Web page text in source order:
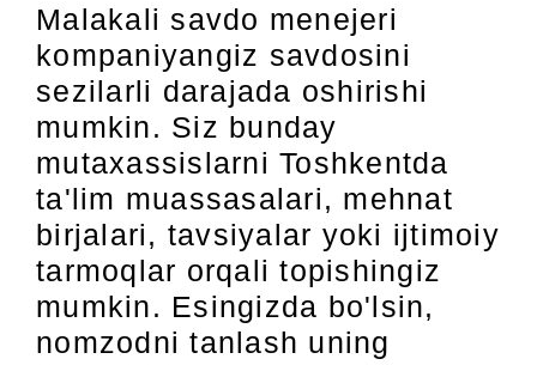
Malakali savdo menejeri
kompaniyangiz savdosini
sezilarli darajada oshirishi
mumkin. Siz bunday
mutaxassislarni Toshkentda
ta'lim muassasalari, mehnat
birjalari, tavsiyalar yoki ijtimoiy
tarmoqlar orqali topishingiz
mumkin. Esingizda bo'lsin,
nomzodni tanlash uning